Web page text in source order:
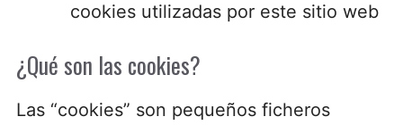
cookies utilizadas por este sitio web
¿Qué son las cookies?
Las “cookies” son pequeños ficheros